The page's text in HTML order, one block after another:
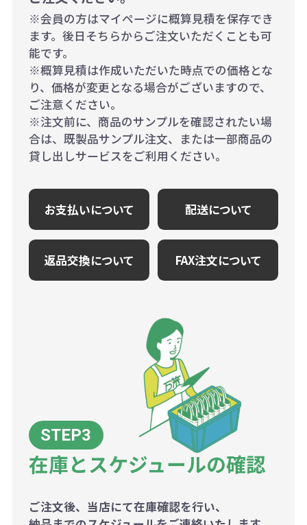
※会員の方はマイページに概算見積を保存でき
ます。後日そちらからご注文いただくことも可
能です。
※概算見積は作成いただいた時点での価格とな
り、価格が変更となる場合がございますので、
ご注意ください。
※注文前に、商品のサンプルを確認されたい場
合は、既製品サンプル注文、または一部商品の
貸し出しサービスをご利用ください。
お支払いについて 配送について
返品交換について FAX注文について
在庫とスケジュールの確認
ご注文後、当店にて在庫確認を行い、